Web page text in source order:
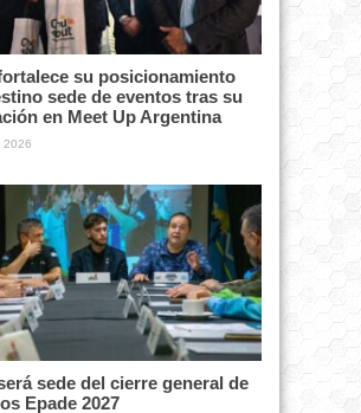
su posicionamiento
sede de eventos tras su
en Meet Up Argentina
2026
sede del cierre general de
Epade 2027